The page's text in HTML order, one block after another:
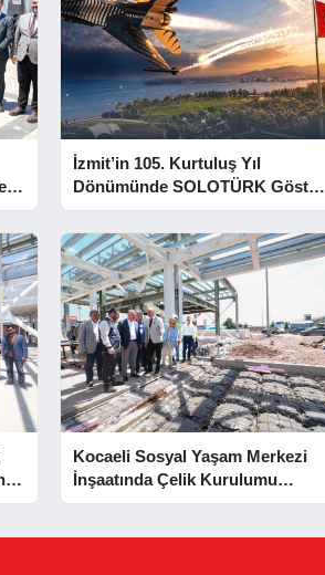
İzmit’in 105. Kurtuluş Yıl
Dönümünde SOLOTÜRK Gösteri
Yapacak
Kocaeli Sosyal Yaşam Merkezi
İnşaatında Çelik Kurulumu
Tamamlandı